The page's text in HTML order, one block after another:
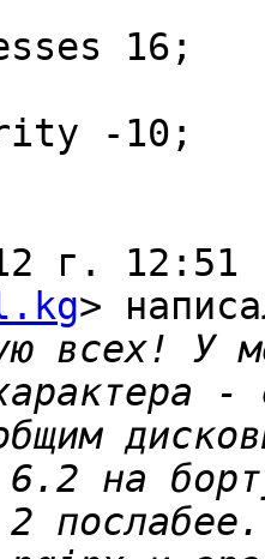
16;
-10;
г. 12:51
>
всех! У